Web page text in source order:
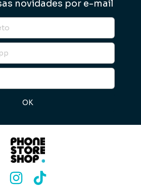
novidades por e-mail